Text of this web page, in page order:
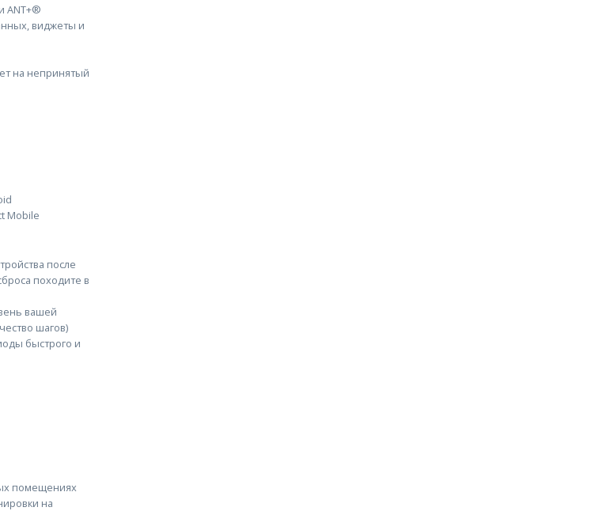
ANT+®
виджеты и
на непринятый
Mobile
после
походите в
вашей
шагов)
быстрого и
помещениях
на